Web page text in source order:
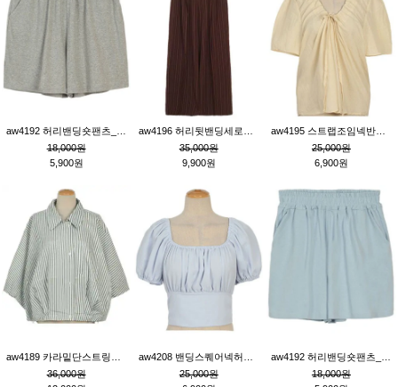
18,000원
5,900원
35,000원
9,900원
25,000원
6,900원
36,000원
25,000원
18,000원